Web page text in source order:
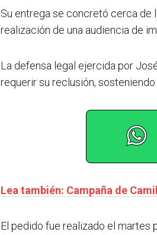
Su entrega se concretó cerca de
realización de una audiencia de
La defensa legal ejercida por
requerir su reclusión,
Lea también: Campaña de
El pedido fue realizado el martes